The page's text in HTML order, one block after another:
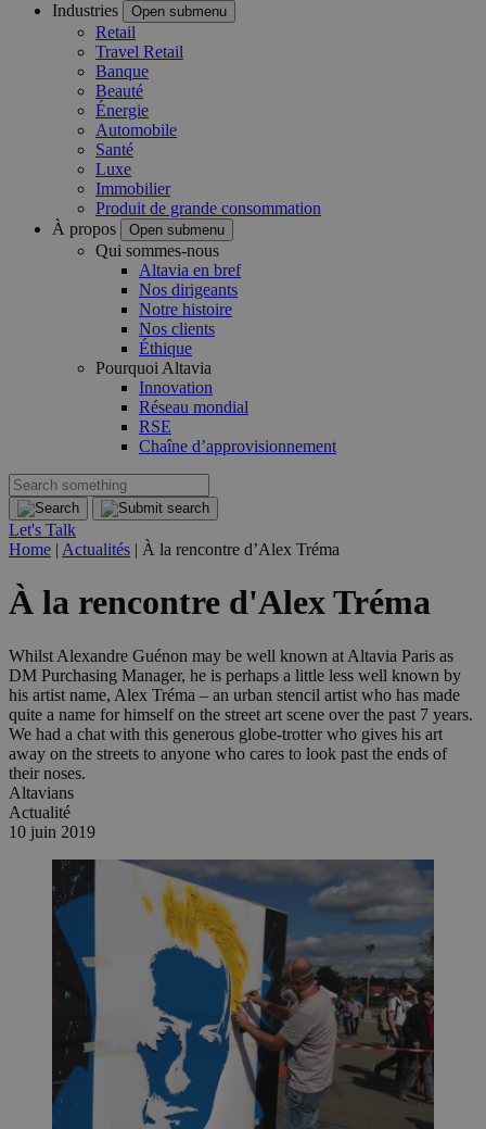
Industries
Open submenu
Retail
Travel Retail
Banque
Beauté
Énergie
Automobile
Santé
Luxe
Immobilier
Produit de grande consommation
À propos
Open submenu
Qui sommes-nous
Altavia en bref
Nos dirigeants
Notre histoire
Nos clients
Éthique
Pourquoi Altavia
Innovation
Réseau mondial
RSE
Chaîne d’approvisionnement
Let's Talk
Home | Actualités | À la rencontre d’Alex Tréma
À la rencontre d'Alex Tréma
Whilst Alexandre Guénon may be well known at Altavia Paris as
DM Purchasing Manager, he is perhaps a little less well known by
his artist name, Alex Tréma – an urban stencil artist who has made
quite a name for himself on the street art scene over the past 7 years.
We had a chat with this generous globe-trotter who gives his art
away on the streets to anyone who cares to look past the ends of
their noses.
Altavians
Actualité
10 juin 2019